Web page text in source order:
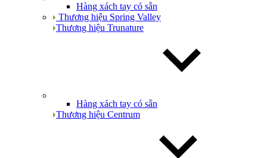
Hàng xách tay có sẵn
Thương hiệu Spring Valley
Thương hiệu Trunature
Hàng xách tay có sẵn
Thương hiệu Centrum